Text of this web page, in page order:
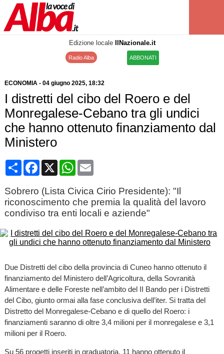
Edizione locale IlNazionale.it
Radio Alba ABBONATI
ECONOMIA- 04 giugno 2025, 18:32
I distretti del cibo del Roero e del
Monregalese-Cebano tra gli undici
che hanno ottenuto finanziamento dal
Ministero
CondividiFacebook
X WhatsApp
Email
Sobrero (Lista Civica Cirio Presidente): "Il
riconoscimento che premia la qualità del lavoro
condiviso tra enti locali e aziende"
Due Distretti del cibo della provincia di Cuneo hanno ottenuto il
finanziamento del Ministero dell’Agricoltura, della Sovranità
Alimentare e delle Foreste nell’ambito del II Bando per i Distretti
del Cibo, giunto ormai alla fase conclusiva dell’iter. Si tratta del
Distretto del Monregalese-Cebano e di quello del Roero: i
finanziamenti saranno di oltre 3,4 milioni per il monregalese e 3,1
milioni per il Roero.
Su 56 progetti inseriti in graduatoria, 11 hanno ottenuto il